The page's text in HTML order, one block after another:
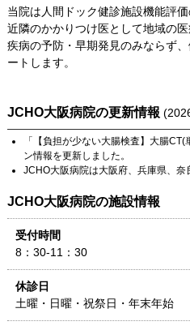
当院は人間ドック健診施設機能評価
近隣のかかりつけ医として地域の
疾病の予防・早期発見のみならず
ートします。
JCHO大阪病院の更新情報 (
「 【負担が少ない大腸検査】大腸
ン情報を更新しました。
JCHO大阪病院は大阪府、 兵庫県、 奈
JCHO大阪病院の施設情報
受付時間
8：30-11：30
休診日
土曜・日曜・祝祭日・年末年始